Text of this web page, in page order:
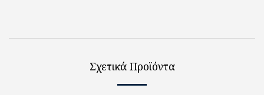
Σχετικά Προϊόντα